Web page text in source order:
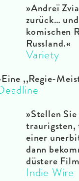
»Andreï
zurück…
komischen
Russland.«
Variety
,,Regie-
»Stellen
einer
dann
düstere
Indie Wire